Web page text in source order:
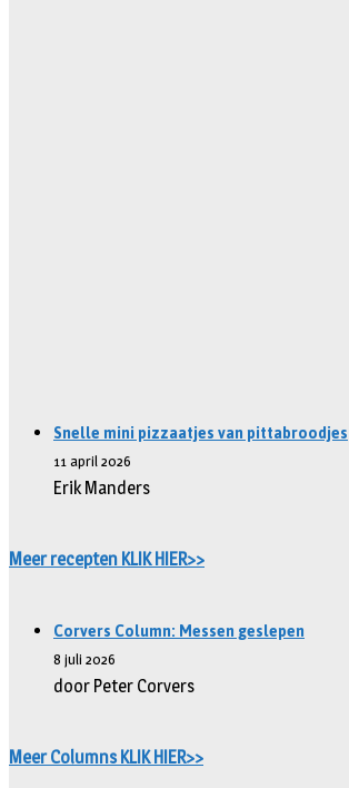
Snelle mini pizzaatjes van pittabroodjes
11 april 2026
Erik Manders
Meer recepten KLIK HIER>>
Corvers Column: Messen geslepen
8 juli 2026
door Peter Corvers
Meer Columns KLIK HIER>>